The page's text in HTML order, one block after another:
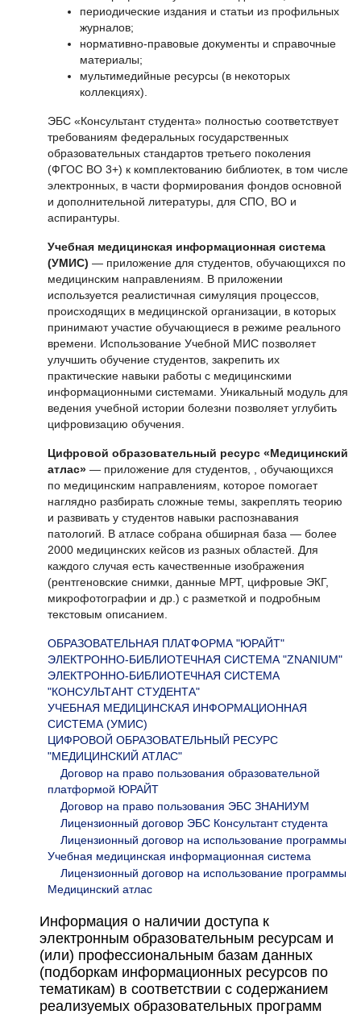
периодические издания и статьи из профильных
журналов;
нормативно-правовые документы и справочные
материалы;
мультимедийные ресурсы (в некоторых
коллекциях).
ЭБС «Консультант студента» полностью соответствует
требованиям федеральных государственных
образовательных стандартов третьего поколения
(ФГОС ВО 3+) к комплектованию библиотек, в том числе
электронных, в части формирования фондов основной
и дополнительной литературы, для СПО, ВО и
аспирантуры.
Учебная медицинская информационная система
(УМИС) — приложение для студентов, обучающихся по
медицинским направлениям. В приложении
используется реалистичная симуляция процессов,
происходящих в медицинской организации, в которых
принимают участие обучающиеся в режиме реального
времени. Использование Учебной МИС позволяет
улучшить обучение студентов, закрепить их
практические навыки работы с медицинскими
информационными системами. Уникальный модуль для
ведения учебной истории болезни позволяет углубить
цифровизацию обучения.
Цифровой образовательный ресурс «Медицинский
атлас» — приложение для студентов, , обучающихся
по медицинским направлениям, которое помогает
наглядно разбирать сложные темы, закреплять теорию
и развивать у студентов навыки распознавания
патологий. В атласе собрана обширная база — более
2000 медицинских кейсов из разных областей. Для
каждого случая есть качественные изображения
(рентгеновские снимки, данные МРТ, цифровые ЭКГ,
микрофотографии и др.) с разметкой и подробным
текстовым описанием.
ОБРАЗОВАТЕЛЬНАЯ ПЛАТФОРМА "ЮРАЙТ"
ЭЛЕКТРОННО-БИБЛИОТЕЧНАЯ СИСТЕМА "ZNANIUM"
ЭЛЕКТРОННО-БИБЛИОТЕЧНАЯ СИСТЕМА
"КОНСУЛЬТАНТ СТУДЕНТА"
УЧЕБНАЯ МЕДИЦИНСКАЯ ИНФОРМАЦИОННАЯ
СИСТЕМА (УМИС)
ЦИФРОВОЙ ОБРАЗОВАТЕЛЬНЫЙ РЕСУРС
"МЕДИЦИНСКИЙ АТЛАС"
Договор на право пользования образовательной
платформой ЮРАЙТ
Договор на право пользования ЭБС ЗНАНИУМ
Лицензионный договор ЭБС Консультант студента
Лицензионный договор на использование программы
Учебная медицинская информационная система
Лицензионный договор на использование программы
Медицинский атлас
Информация о наличии доступа к
электронным образовательным ресурсам и
(или) профессиональным базам данных
(подборкам информационных ресурсов по
тематикам) в соответствии с содержанием
реализуемых образовательных программ